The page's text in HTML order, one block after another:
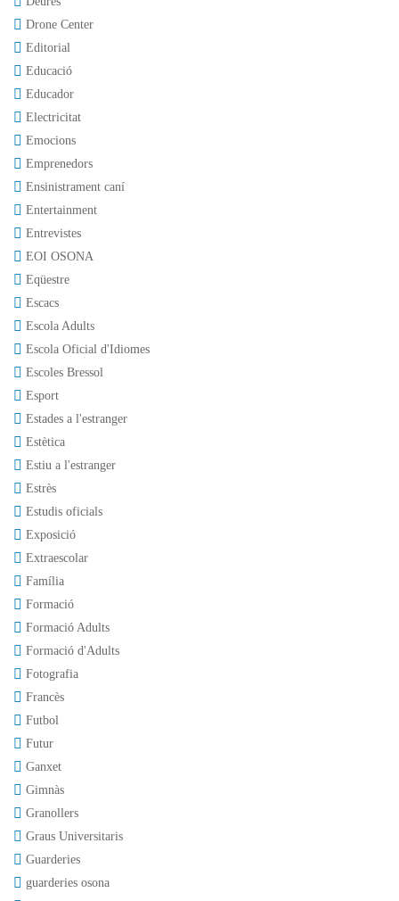
Drone Center
Editorial
Educació
Educador
Electricitat
Emocions
Emprenedors
Ensinistrament caní
Entertainment
Entrevistes
EOI OSONA
Eqüestre
Escacs
Escola Adults
Escola Oficial d'Idiomes
Escoles Bressol
Esport
Estades a l'estranger
Estètica
Estiu a l'estranger
Estrès
Estudis oficials
Exposició
Extraescolar
Família
Formació
Formació Adults
Formació d'Adults
Fotografia
Francès
Futbol
Futur
Ganxet
Gimnàs
Granollers
Graus Universitaris
Guarderies
guarderies osona